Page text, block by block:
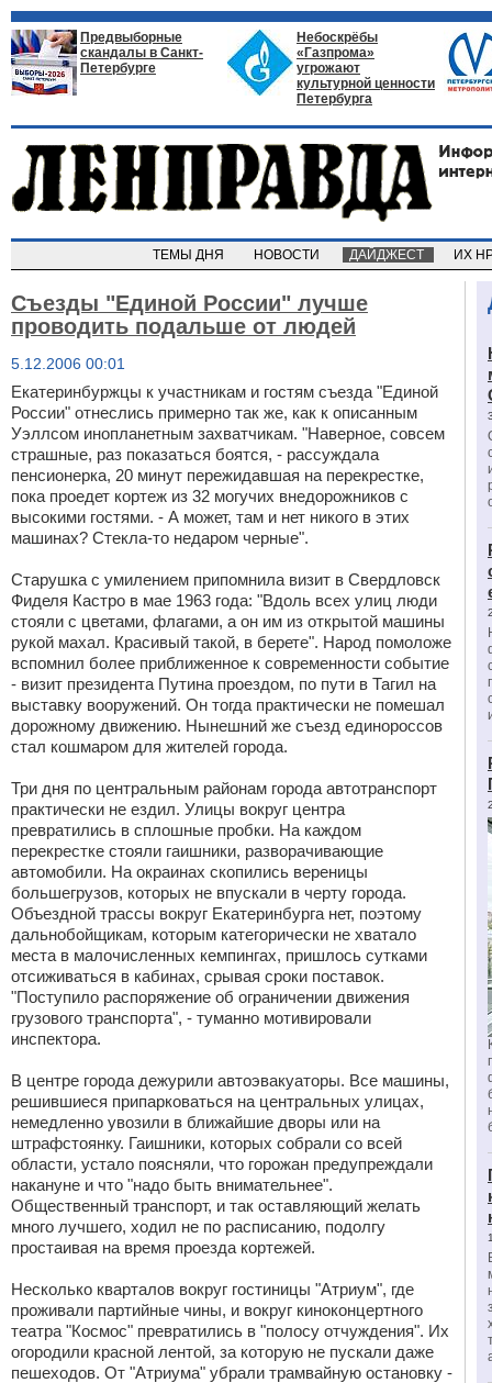
Предвыборные
скандалы в Санкт-
Петербурге
Небоскрёбы
«Газпрома»
угрожают
культурной ценности
Петербурга
ТЕМЫ ДНЯ НОВОСТИ ДАЙДЖЕСТ ИХ
Съезды "Единой России" лучше
проводить подальше от людей
5.12.2006 00:01
Екатеринбуржцы к участникам и гостям съезда "Единой
России" отнеслись примерно так же, как к описанным
Уэллсом инопланетным захватчикам. "Наверное, совсем
страшные, раз показаться боятся, - рассуждала
пенсионерка, 20 минут пережидавшая на перекрестке,
пока проедет кортеж из 32 могучих внедорожников с
высокими гостями. - А может, там и нет никого в этих
машинах? Стекла-то недаром черные".
Старушка с умилением припомнила визит в Свердловск
Фиделя Кастро в мае 1963 года: "Вдоль всех улиц люди
стояли с цветами, флагами, а он им из открытой машины
рукой махал. Красивый такой, в берете". Народ помоложе
вспомнил более приближенное к современности событие
- визит президента Путина проездом, по пути в Тагил на
выставку вооружений. Он тогда практически не помешал
дорожному движению. Нынешний же съезд единороссов
стал кошмаром для жителей города.
Три дня по центральным районам города автотранспорт
практически не ездил. Улицы вокруг центра
превратились в сплошные пробки. На каждом
перекрестке стояли гаишники, разворачивающие
автомобили. На окраинах скопились вереницы
большегрузов, которых не впускали в черту города.
Объездной трассы вокруг Екатеринбурга нет, поэтому
дальнобойщикам, которым категорически не хватало
места в малочисленных кемпингах, пришлось сутками
отсиживаться в кабинах, срывая сроки поставок.
"Поступило распоряжение об ограничении движения
грузового транспорта", - туманно мотивировали
инспектора.
В центре города дежурили автоэвакуаторы. Все машины,
решившиеся припарковаться на центральных улицах,
немедленно увозили в ближайшие дворы или на
штрафстоянку. Гаишники, которых собрали со всей
области, устало поясняли, что горожан предупреждали
накануне и что "надо быть внимательнее".
Общественный транспорт, и так оставляющий желать
много лучшего, ходил не по расписанию, подолгу
простаивая на время проезда кортежей.
Несколько кварталов вокруг гостиницы "Атриум", где
проживали партийные чины, и вокруг киноконцертного
театра "Космос" превратились в "полосу отчуждения". Их
огородили красной лентой, за которую не пускали даже
пешеходов. От "Атриума" убрали трамвайную остановку -